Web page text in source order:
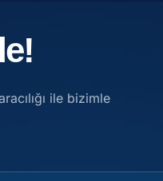
ile bizimle